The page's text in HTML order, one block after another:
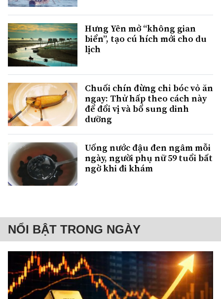
Hưng Yên mở “không gian
biển”, tạo cú hích mới cho du
lịch
Chuối chín đừng chỉ bóc vỏ ăn
ngay: Thử hấp theo cách này
để đổi vị và bổ sung dinh
dưỡng
Uống nước đậu đen ngâm mỗi
ngày, người phụ nữ 59 tuổi bất
ngờ khi đi khám
NỔI BẬT TRONG NGÀY